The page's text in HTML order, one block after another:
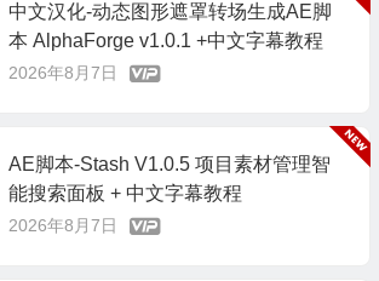
中文汉化-动态图形遮罩转场生成AE脚
本 AlphaForge v1.0.1 +中文字幕教程
2026年8月7日
AE脚本-Stash V1.0.5 项目素材管理智
能搜索面板 + 中文字幕教程
2026年8月7日